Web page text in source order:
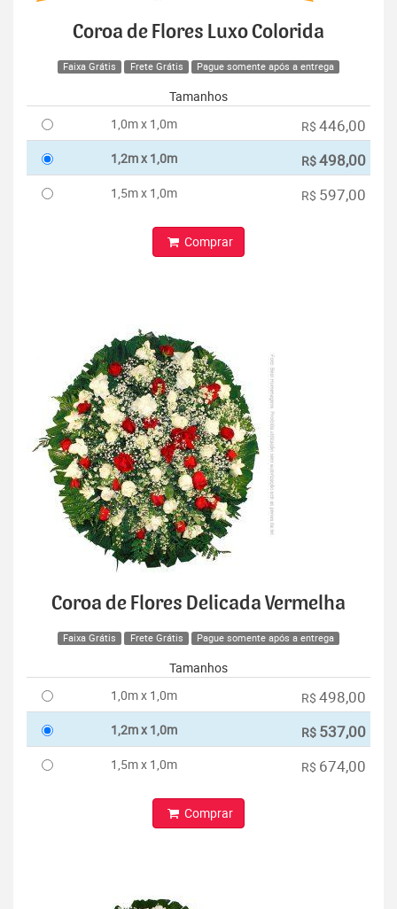
Coroa de Flores Luxo Colorida
Faixa Grátis Frete Grátis Pague somente após a entrega
Tamanhos
1,0m x 1,0m
R$ 446,00
1,2m x 1,0m R$498,00
1,5m x 1,0m R$ 597,00
Comprar
Coroa de Flores Delicada Vermelha
Faixa Grátis Frete Grátis Pague somente após a entrega
Tamanhos
1,0m x 1,0m
R$ 498,00
1,2m x 1,0m R$ 537,00
1,5m x 1,0m R$ 674,00
Comprar